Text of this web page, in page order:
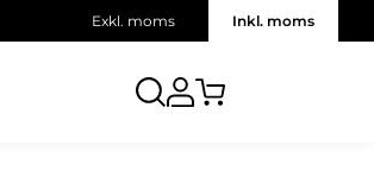
Exkl. moms Inkl. moms